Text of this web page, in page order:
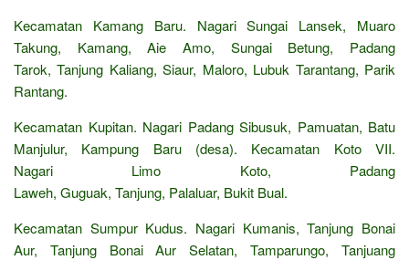
Kecamatan Kamang Baru. Nagari Sungai Lansek, Muaro
Takung, Kamang, Aie Amo, Sungai Betung, Padang
Tarok, Tanjung Kaliang, Siaur, Maloro, Lubuk Tarantang, Parik
Rantang.
Kecamatan Kupitan. Nagari Padang Sibusuk, Pamuatan, Batu
Manjulur, Kampung Baru (desa). Kecamatan Koto VII.
Nagari Limo Koto, Padang
Laweh, Guguak, Tanjung, Palaluar, Bukit Bual.
Kecamatan Sumpur Kudus. Nagari Kumanis, Tanjung Bonai
Aur, Tanjung Bonai Aur Selatan, Tamparungo, Tanjuang